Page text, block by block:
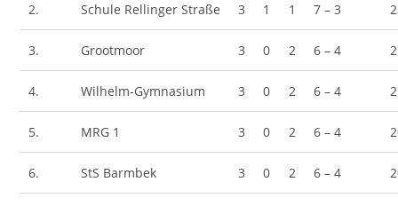
2. Schule Rellinger Straße 3 1 1 7 – 3
3. Grootmoor 3 0 2 6 – 4
4. Wilhelm-Gymnasium 3 0 2 6 – 4
5. MRG 1 3 0 2 6 – 4
6. StS Barmbek 3 0 2 6 – 4